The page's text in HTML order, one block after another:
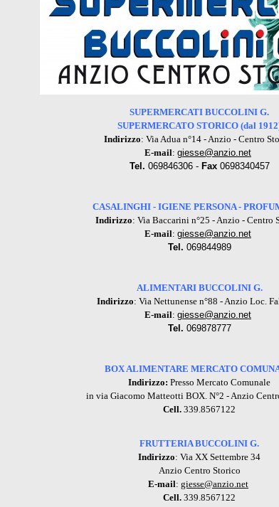
SUPERMERCATI BUCCOLINI G.
SUPERMERCATO STORICO (dal
Indirizzo: Via Adua n°14 - Anzio - Centro
E-mail: giesse@anzio.net
Tel. 069846306 - Fax0698340457
CASALINGHI - IGIENE PERSONA -
Indirizzo: Via Baccarini n°25 - Anzio - Centro
E-mail: giesse@anzio.net
Tel. 069844989
ALIMENTARI BUCCOLINI G.
Indirizzo: Via Nettunense n°88 - Anzio Loc.
E-mail: giesse@anzio.net
Tel. 069878777
BOX ALIMENTARE MERCATO
Indirizzo: Presso Mercato Comunale
in via Giacomo Matteotti BOX. N°2 - Anzio
Cell. 339.8567122
FRUTTERIA BUCCOLINI G.
Indirizzo: Via XX Settembre 34
Anzio Centro Storico
E-mail: giesse@anzio.net
Cell. 339.8567122